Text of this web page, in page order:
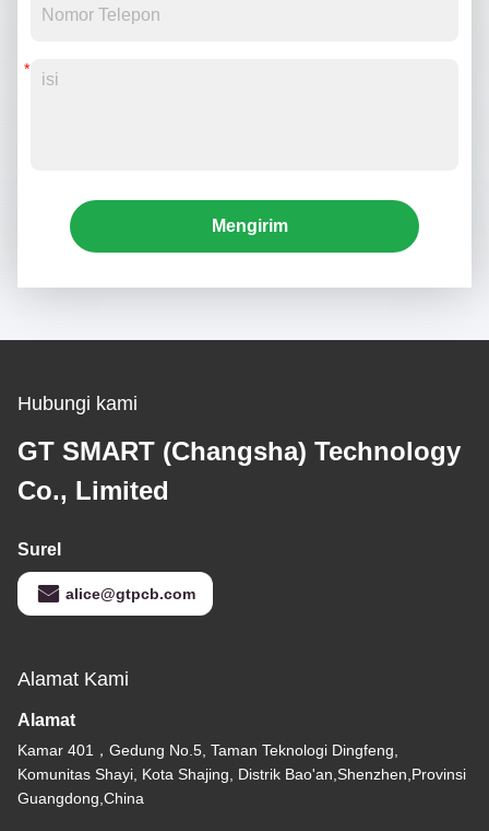
Mengirim
Hubungi kami
GT SMART (Changsha) Technology
Co., Limited
Surel
alice@gtpcb.com
Alamat Kami
Alamat
Kamar 401，Gedung No.5, Taman Teknologi Dingfeng,
Komunitas Shayi, Kota Shajing, Distrik Bao'an,Shenzhen,Provinsi
Guangdong,China